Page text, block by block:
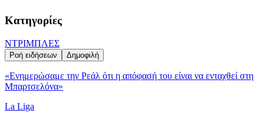
Κατηγορίες
ΝΤΡΙΜΠΛΕΣ
Ροή ειδήσεων Δημοφιλή
«Ενημερώσαμε την Ρεάλ ότι η απόφασή του είναι να ενταχθεί στη
Μπαρτσελόνα»
La Liga